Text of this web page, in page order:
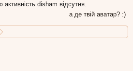
disham відсутня.
а де твій аватар? :)